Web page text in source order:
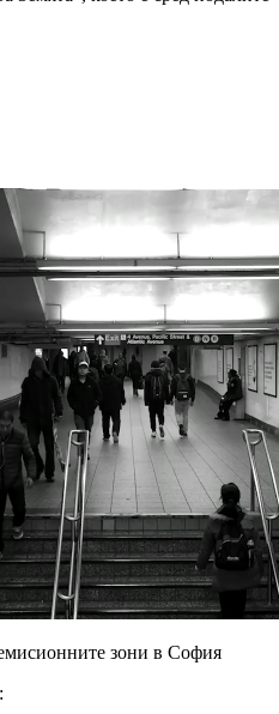
зони в София